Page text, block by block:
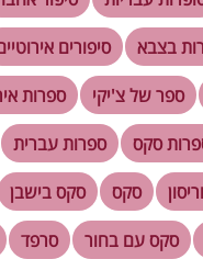
בצבא
סיפורים
ספר של צ'יקי
ספרות
סקס
ספרות עברית
סקס
סקס בישבן
סקס עם בחור סרפד